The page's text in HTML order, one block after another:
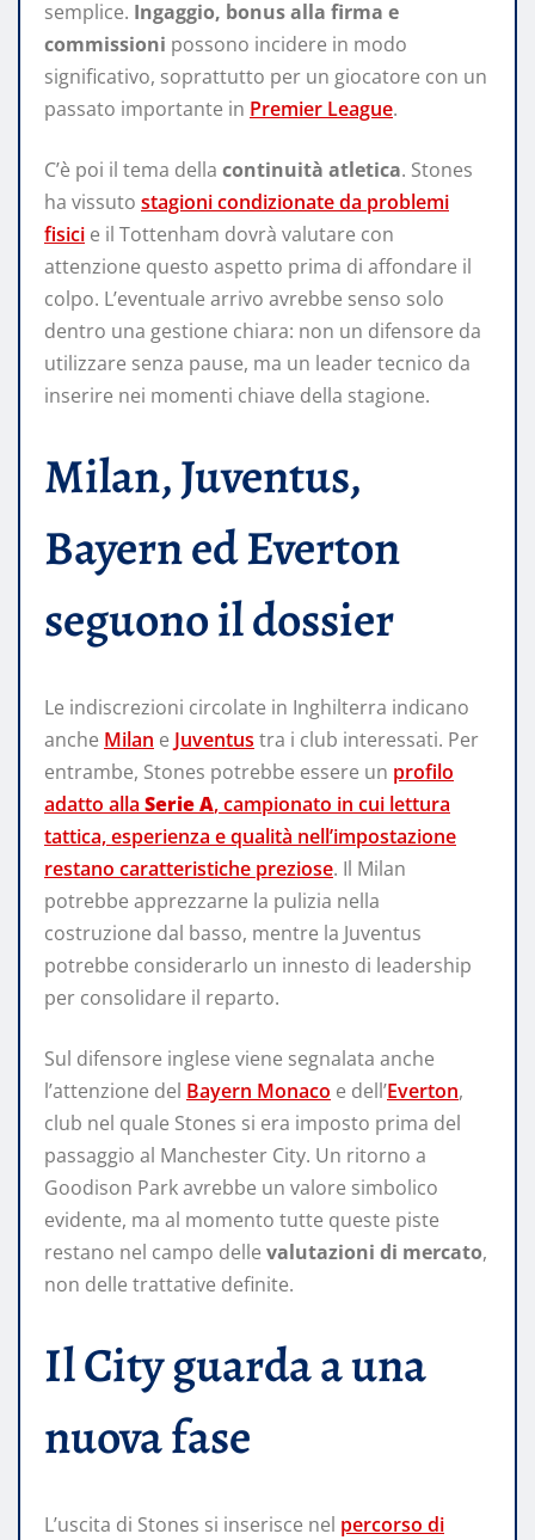
semplice. Ingaggio, bonus alla firma e
commissioni possono incidere in modo
significativo, soprattutto per un giocatore con un
passato importante in Premier League.
C’è poi il tema della continuità atletica. Stones
ha vissuto stagioni condizionate da problemi
fisici e il Tottenham dovrà valutare con
attenzione questo aspetto prima di affondare il
colpo. L’eventuale arrivo avrebbe senso solo
dentro una gestione chiara: non un difensore da
utilizzare senza pause, ma un leader tecnico da
inserire nei momenti chiave della stagione.
Milan, Juventus,
Bayern ed Everton
seguono il dossier
Le indiscrezioni circolate in Inghilterra indicano
anche Milan e Juventus tra i club interessati. Per
entrambe, Stones potrebbe essere un profilo
adatto alla Serie A, campionato in cui lettura
tattica, esperienza e qualità nell’impostazione
restano caratteristiche preziose. Il Milan
potrebbe apprezzarne la pulizia nella
costruzione dal basso, mentre la Juventus
potrebbe considerarlo un innesto di leadership
per consolidare il reparto.
Sul difensore inglese viene segnalata anche
l’attenzione del Bayern Monaco e dell’Everton,
club nel quale Stones si era imposto prima del
passaggio al Manchester City. Un ritorno a
Goodison Park avrebbe un valore simbolico
evidente, ma al momento tutte queste piste
restano nel campo delle valutazioni di mercato,
non delle trattative definite.
Il City guarda a una
nuova fase
L’uscita di Stones si inserisce nel percorso di